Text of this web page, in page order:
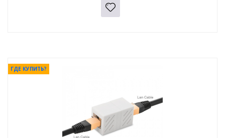
ГДЕ КУПИТЬ?